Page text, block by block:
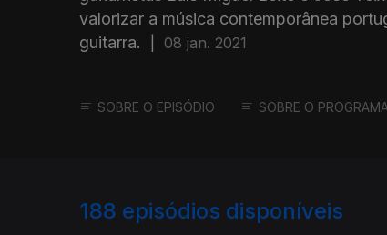
valorizar a música contemporânea
guitarra.
08 jan. 2021
SOBRE O EPISÓDIO SOBRE O PROGRAMA
188 episódios disponíveis